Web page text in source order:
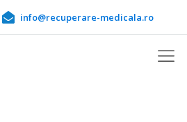
info@recuperare-medicala.ro